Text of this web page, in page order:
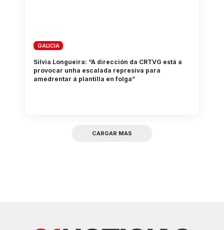
GALICIA
Silvia Longueira: “A dirección da CRTVG está a
provocar unha escalada represiva para
amedrentar á plantilla en folga”
CARGAR MAS